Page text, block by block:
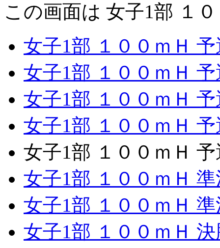
この画面は 女子1部 １
女子1部 １００ｍＨ
女子1部 １００ｍＨ
女子1部 １００ｍＨ
女子1部 １００ｍＨ
女子1部 １００ｍＨ
女子1部 １００ｍＨ
女子1部 １００ｍＨ
女子1部 １００ｍＨ 決